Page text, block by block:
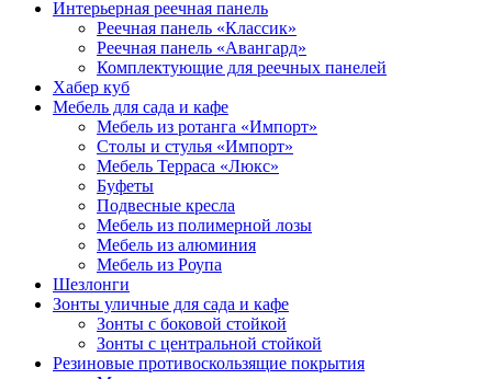
Интерьерная реечная панель
Реечная панель «Классик»
Реечная панель «Авангард»
Комплектующие для реечных панелей
Хабер куб
Мебель для сада и кафе
Мебель из ротанга «Импорт»
Столы и стулья «Импорт»
Мебель Терраса «Люкс»
Буфеты
Подвесные кресла
Мебель из полимерной лозы
Мебель из алюминия
Мебель из Роупа
Шезлонги
Зонты уличные для сада и кафе
Зонты с боковой стойкой
Зонты с центральной стойкой
Резиновые противоскользящие покрытия